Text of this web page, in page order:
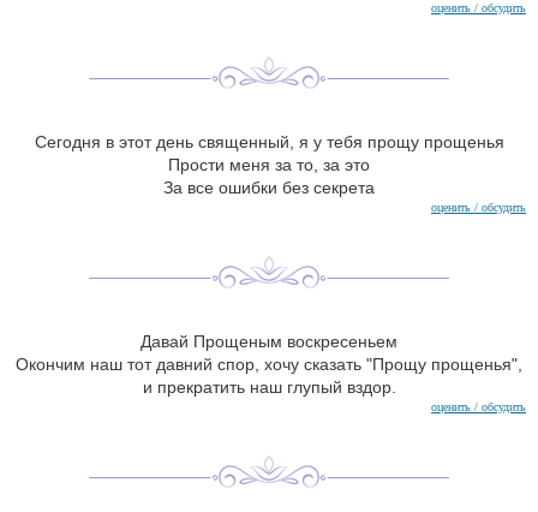
оценить / обсудить
Сегодня в этот день священный, я у тебя прощу прощенья
Прости меня за то, за это
За все ошибки без секрета
оценить / обсудить
Давай Прощеным воскресеньем
Окончим наш тот давний спор, хочу сказать "Прощу прощенья",
и прекратить наш глупый вздор.
оценить / обсудить